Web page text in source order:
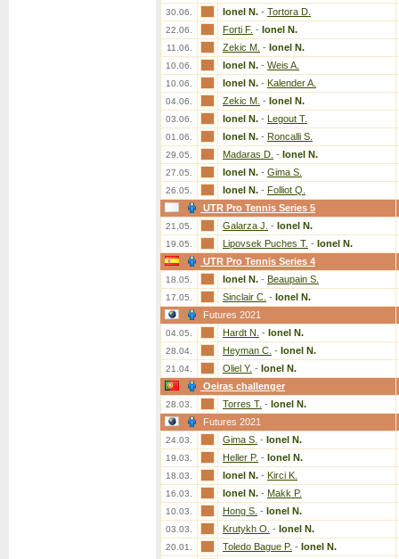
30.06. Ionel N. - Tortora D.
22.06. Forti F. - Ionel N.
11.06. Zekic M. - Ionel N.
10.06. Ionel N. - Weis A.
10.06. Ionel N. - Kalender A.
04.06. Zekic M. - Ionel N.
03.06. Ionel N. - Legout T.
01.06. Ionel N. - Roncalli S.
29.05. Madaras D. - Ionel N.
27.05. Ionel N. - Gima S.
26.05. Ionel N. - Folliot Q.
UTR Pro Tennis Series 5
21.05. Galarza J. - Ionel N.
19.05. Lipovsek Puches T. - Ionel N.
UTR Pro Tennis Series 4
18.05. Ionel N. - Beaupain S.
17.05. Sinclair C. - Ionel N.
Futures 2021
04.05. Hardt N. - Ionel N.
28.04. Heyman C. - Ionel N.
21.04. Oliel Y. - Ionel N.
Oeiras challenger
28.03. Torres T. - Ionel N.
Futures 2021
24.03. Gima S. - Ionel N.
19.03. Heller P. - Ionel N.
18.03. Ionel N. - Kirci K.
16.03. Ionel N. - Makk P.
10.03. Hong S. - Ionel N.
03.03. Krutykh O. - Ionel N.
20.01. Toledo Bague P. - Ionel N.